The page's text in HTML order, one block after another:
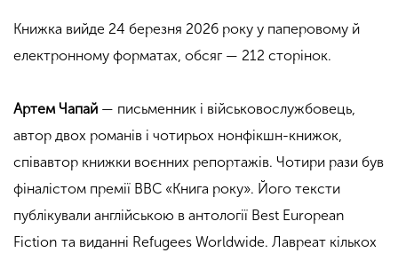
Книжка вийде 24 березня 2026 року у паперовому й
електронному форматах, обсяг — 212 сторінок.
Артем Чапай — письменник і військовослужбовець,
автор двох романів і чотирьох нонфікшн-книжок,
співавтор книжки воєнних репортажів. Чотири рази був
фіналістом премії BBC «Книга року». Його тексти
публікували англійською в антології Best European
Fiction та виданні Refugees Worldwide. Лавреат кількох